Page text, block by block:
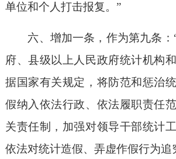
单位和个人打击报复。”
六、增加一条，作为第九条：
府、县级以上人民政府统计机构
据国家有关规定，将防范和惩治
假纳入依法行政、依法履职责任
关责任制，加强对领导干部统计
依法对统计造假、弄虚作假行为追